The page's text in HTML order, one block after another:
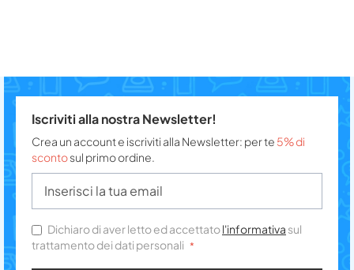
Iscriviti alla nostra Newsletter!
Crea un account e iscriviti alla Newsletter: per te 5% di
scontosul primo ordine.
Dichiaro di aver letto ed accettatol'informativa sul
trattamento dei dati personali